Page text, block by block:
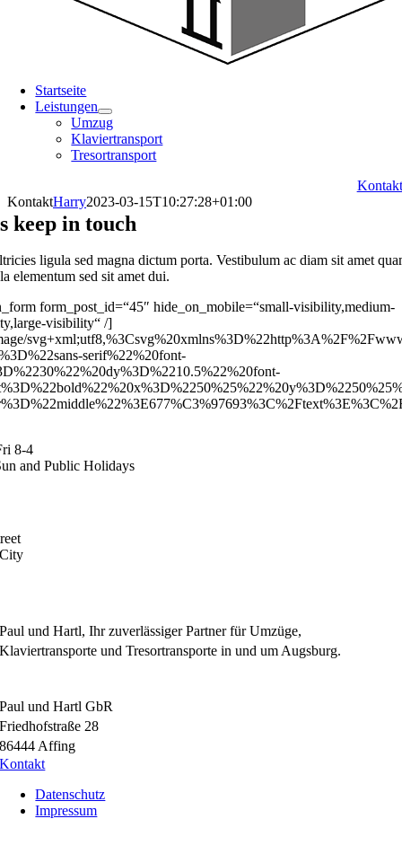
Startseite
Leistungen
Umzug
Klaviertransport
Tresortransport
Kontakt
KontaktHarry2023-03-15T10:27:28+01:00
keep in touch
ligula sed magna dictum porta. Vestibulum ac diam sit amet
elementum sed sit amet dui.
form_post_id=“45″ hide_on_mobile=“small-visibility,medium-
visibility“ /]
serif%22%20font-
8-4
and Public Holidays
Paul und Hartl, Ihr zuverlässiger Partner für Umzüge,
Klaviertransporte und Tresortransporte in und um Augsburg.
Paul und Hartl GbR
Friedhofstraße 28
86444 Affing
Kontakt
Datenschutz
Impressum